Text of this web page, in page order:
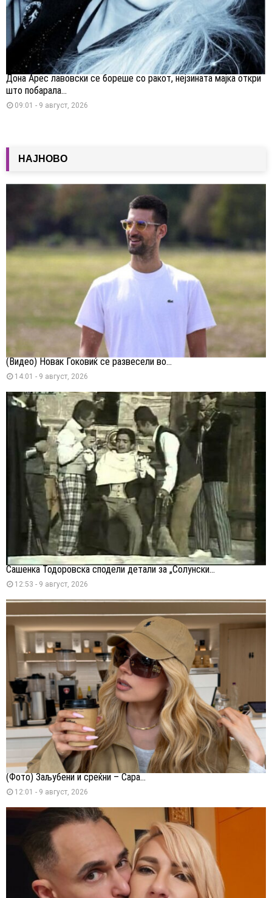
Дона Арес лавовски се бореше со ракот, нејзината мајка откри
што побарала...
09:01 - 9 август, 2026
НАЈНОВО
(Видео) Новак Ѓоковиќ се развесели во...
14:01 - 9 август, 2026
Сашенка Тодоровска сподели детали за „Солунски...
12:53 - 9 август, 2026
(Фото) Заљубени и среќни – Сара...
12:01 - 9 август, 2026